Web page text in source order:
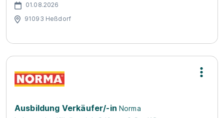
01.08.2026
91093 Heßdorf
Ausbildung Verkäufer/-in Norma